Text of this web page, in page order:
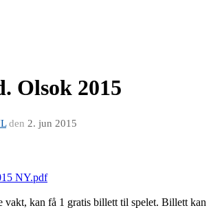
Olsok 2015
den 2. jun 2015
NY.pdf
vakt, kan få 1 gratis billett til spelet. Billett kan